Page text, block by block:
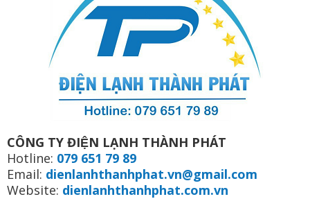
CÔNG TY ĐIỆN LẠNH THÀNH PHÁT
Hotline: 079 651 79 89
Email: dienlanhthanhphat.vn@gmail.com
Website: dienlanhthanhphat.com.vn